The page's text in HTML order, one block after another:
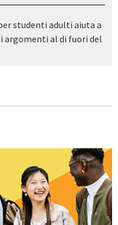
studenti adulti aiuta a
argomenti al di fuori del